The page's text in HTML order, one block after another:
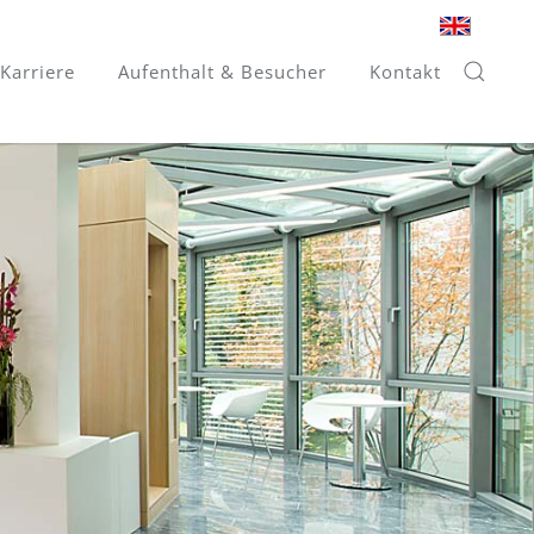
Karriere Aufenthalt & Besucher Kontakt